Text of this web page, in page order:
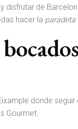
disfrutar de
hacer la paradeta
donde
Gourmet.